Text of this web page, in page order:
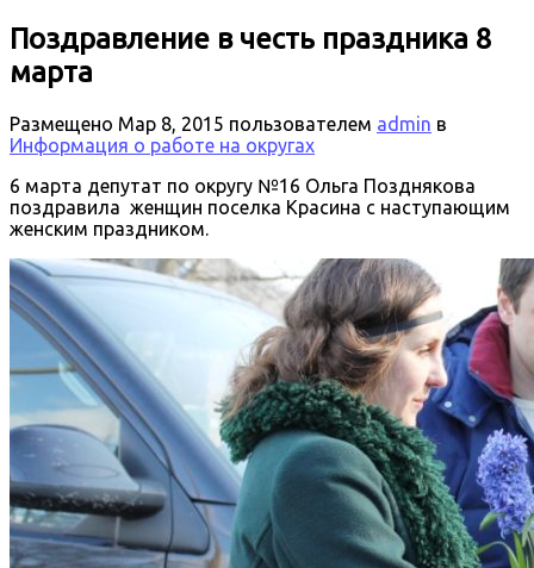
Поздравление в честь праздника 8
марта
Размещено Мар 8, 2015 пользователем admin в
Информация о работе на округах
6 марта депутат по округу №16 Ольга Позднякова
поздравила женщин поселка Красина с наступающим
женским праздником.